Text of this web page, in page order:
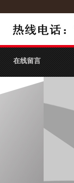
在线留言